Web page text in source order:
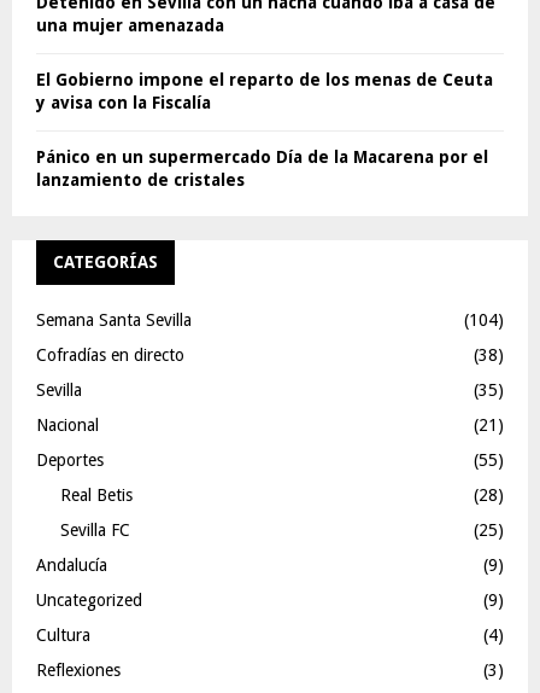
una mujer amenazada
El Gobierno impone el reparto de los menas de Ceuta
y avisa con la Fiscalía
Pánico en un supermercado Día de la Macarena por el
lanzamiento de cristales
CATEGORÍAS
Semana Santa Sevilla
(104)
Cofradías en directo
(38)
Sevilla
(35)
Nacional
(21)
Deportes
(55)
Real Betis
(28)
Sevilla FC
(25)
Andalucía
(9)
Uncategorized
(9)
Cultura
(4)
Reflexiones
(3)